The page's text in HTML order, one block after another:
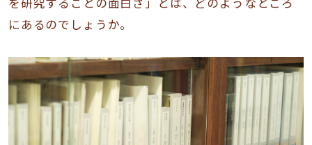
にあるのでしょうか。